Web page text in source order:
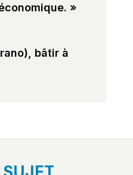
»
bâtir à